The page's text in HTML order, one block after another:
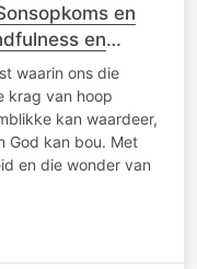
en
en
waarin ons die
krag van hoop
kan waardeer,
God kan bou. Met
en die wonder van